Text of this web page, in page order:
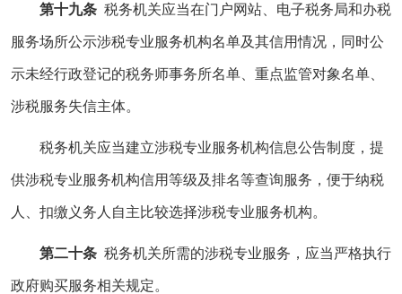
第十九条 税务机关应当在门户网站、电子税务局和办税
服务场所公示涉税专业服务机构名单及其信用情况，同时公
示未经行政登记的税务师事务所名单、重点监管对象名单、
涉税服务失信主体。
税务机关应当建立涉税专业服务机构信息公告制度，提
供涉税专业服务机构信用等级及排名等查询服务，便于纳税
人、扣缴义务人自主比较选择涉税专业服务机构。
第二十条 税务机关所需的涉税专业服务，应当严格执行
政府购买服务相关规定。